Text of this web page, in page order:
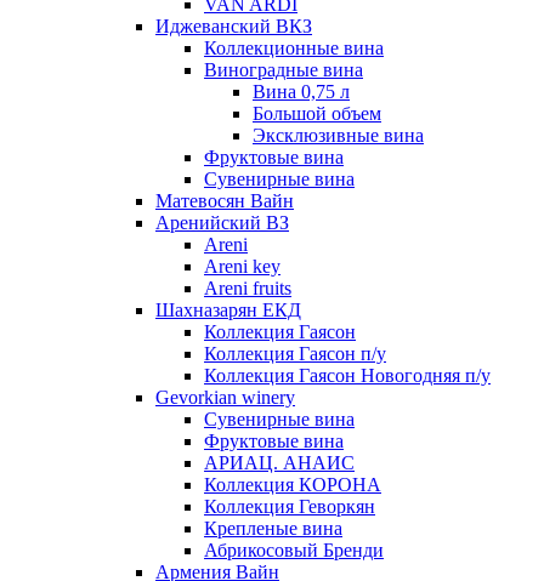
VAN ARDI
Иджеванский ВКЗ
Коллекционные вина
Виноградные вина
Вина 0,75 л
Большой объем
Эксклюзивные вина
Фруктовые вина
Cувенирные вина
Матевосян Вайн
Аренийский ВЗ
Areni
Areni key
Areni fruits
Шахназарян ЕКД
Коллекция Гаясон
Коллекция Гаясон п/у
Коллекция Гаясон Новогодняя п/у
Gevorkian winery
Сувенирные вина
Фруктовые вина
АРИАЦ. АНАИС
Коллекция КОРОНА
Коллекция Геворкян
Крепленые вина
Абрикосовый Бренди
Армения Вайн